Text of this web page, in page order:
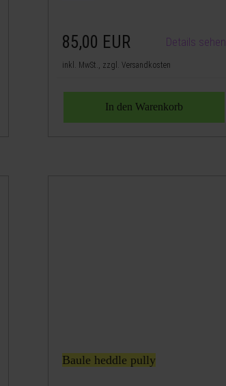
85,00 EUR Details sehen
inkl. MwSt., zzgl. Versandkosten
Baule heddle pully